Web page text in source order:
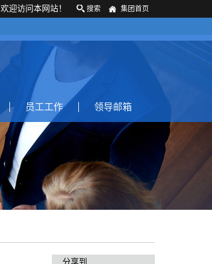
欢迎访问本网站！ 搜索 集团首页
员工工作 领导邮箱
分享到